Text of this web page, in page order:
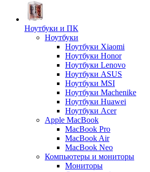
Ноутбуки и ПК
Ноутбуки
Ноутбуки Xiaomi
Ноутбуки Honor
Ноутбуки Lenovo
Ноутбуки ASUS
Ноутбуки MSI
Ноутбуки Machenike
Ноутбуки Huawei
Ноутбуки Acer
Apple MacBook
MacBook Pro
MacBook Air
MacBook Neo
Компьютеры и мониторы
Мониторы